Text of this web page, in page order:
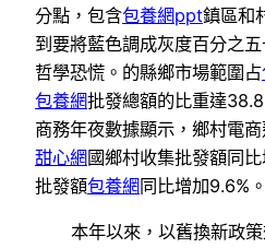
分點，包含包養網ppt鎮區和
到要將藍色調成灰度百分之
哲學恐慌。的縣鄉市場範圍占
包養網批發總額的比重達
商務年夜數據顯示，鄉村電
甜心網國鄉村收集批發額同
批發額包養網同比增加9.6%。
本年以來，以舊換新政